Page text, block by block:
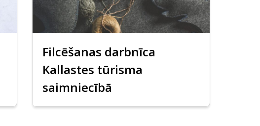
Filcēšanas darbnīca
Kallastes tūrisma
saimniecībā